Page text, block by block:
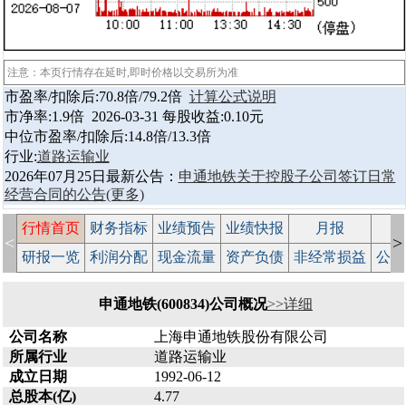
注意：本页行情存在延时,即时价格以交易所为准
市盈率/扣除后:70.8倍/79.2倍 计算公式说明
市净率:1.9倍 2026-03-31 每股收益:0.10元
中位市盈率/扣除后:14.8倍/13.3倍
行业:道路运输业
2026年07月25日最新公告： 申通地铁关于控股子公司签订日常
经营合同的公告(更多)
<
行情首页 财务指标 业绩预告 业绩快报 月报
研报一览
利润分配 现金流量 资产负债 非经常损益 公
>
申通地铁(600834)公司概况>>详细
公司名称
上海申通地铁股份有限公司
所属行业
道路运输业
成立日期
1992-06-12
总股本(亿)
4.77